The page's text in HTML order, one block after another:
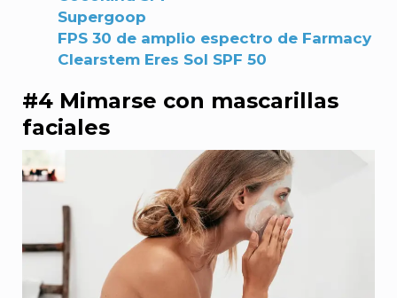
Supergoop
FPS 30 de amplio espectro de Farmacy
Clearstem Eres Sol SPF 50
#4 Mimarse con mascarillas
faciales